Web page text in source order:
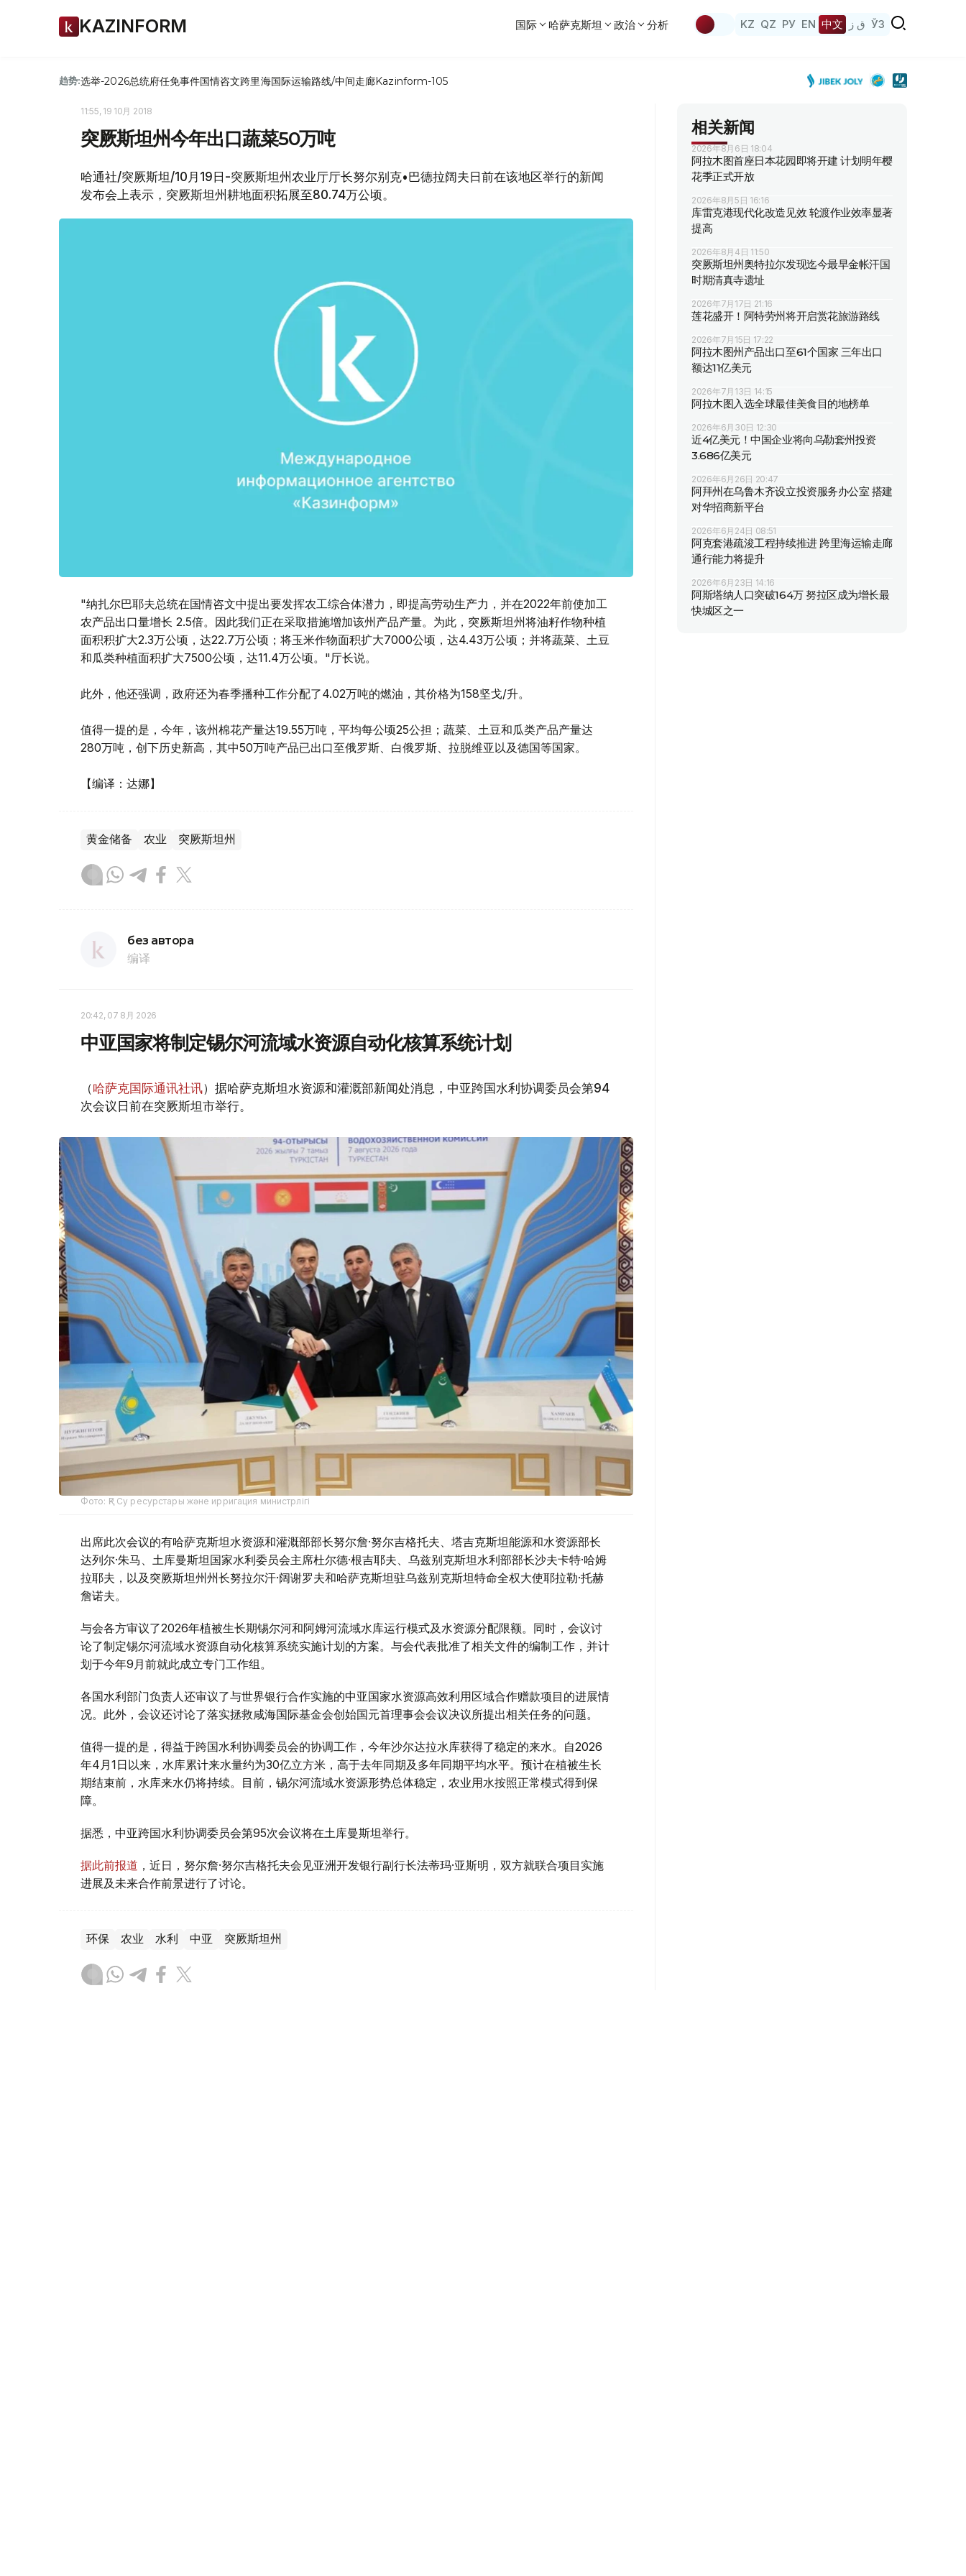
KAZINFORM 国际 哈萨克斯坦 政治 分析 KZ QZ РУ EN 中文 ق ز ЎЗ
趋势:选举-2026总统府任免事件国情咨文跨里海国际运输路线/中间走廊Kazinform-105
11:55, 19 10月 2018
突厥斯坦州今年出口蔬菜50万吨
哈通社/突厥斯坦/10月19日-突厥斯坦州农业厅厅长努尔别克•巴德拉阔夫日前在该地区举行的新闻
发布会上表示，突厥斯坦州耕地面积拓展至80.74万公顷。
"纳扎尔巴耶夫总统在国情咨文中提出要发挥农工综合体潜力，即提高劳动生产力，并在2022年前使加工
农产品出口量增长 2.5倍。因此我们正在采取措施增加该州产品产量。为此，突厥斯坦州将油籽作物种植
面积积扩大2.3万公顷，达22.7万公顷；将玉米作物面积扩大7000公顷，达4.43万公顷；并将蔬菜、土豆
和瓜类种植面积扩大7500公顷，达11.4万公顷。"厅长说。
此外，他还强调，政府还为春季播种工作分配了4.02万吨的燃油，其价格为158坚戈/升。
值得一提的是，今年，该州棉花产量达19.55万吨，平均每公顷25公担；蔬菜、土豆和瓜类产品产量达
280万吨，创下历史新高，其中50万吨产品已出口至俄罗斯、白俄罗斯、拉脱维亚以及德国等国家。
【编译：达娜】
黄金储备 农业 突厥斯坦州
без автора
编译
20:42, 07 8月 2026
中亚国家将制定锡尔河流域水资源自动化核算系统计划
（哈萨克国际通讯社讯）据哈萨克斯坦水资源和灌溉部新闻处消息，中亚跨国水利协调委员会第94
次会议日前在突厥斯坦市举行。
Фото: ҚР Су ресурстары және ирригация министрлігі
出席此次会议的有哈萨克斯坦水资源和灌溉部部长努尔詹·努尔吉格托夫、塔吉克斯坦能源和水资源部长
达列尔·朱马、土库曼斯坦国家水利委员会主席杜尔德·根吉耶夫、乌兹别克斯坦水利部部长沙夫卡特·哈姆
拉耶夫，以及突厥斯坦州州长努拉尔汗·阔谢罗夫和哈萨克斯坦驻乌兹别克斯坦特命全权大使耶拉勒·托赫
詹诺夫。
与会各方审议了2026年植被生长期锡尔河和阿姆河流域水库运行模式及水资源分配限额。同时，会议讨
论了制定锡尔河流域水资源自动化核算系统实施计划的方案。与会代表批准了相关文件的编制工作，并计
划于今年9月前就此成立专门工作组。
各国水利部门负责人还审议了与世界银行合作实施的中亚国家水资源高效利用区域合作赠款项目的进展情
况。此外，会议还讨论了落实拯救咸海国际基金会创始国元首理事会会议决议所提出相关任务的问题。
值得一提的是，得益于跨国水利协调委员会的协调工作，今年沙尔达拉水库获得了稳定的来水。自2026
年4月1日以来，水库累计来水量约为30亿立方米，高于去年同期及多年同期平均水平。预计在植被生长
期结束前，水库来水仍将持续。目前，锡尔河流域水资源形势总体稳定，农业用水按照正常模式得到保
障。
据悉，中亚跨国水利协调委员会第95次会议将在土库曼斯坦举行。
据此前报道 ，近日，努尔詹·努尔吉格托夫会见亚洲开发银行副行长法蒂玛·亚斯明，双方就联合项目实施
进展及未来合作前景进行了讨论。
环保 农业 水利 中亚 突厥斯坦州
相关新闻
2026年8月6日 18:04
阿拉木图首座日本花园即将开建 计划明年樱
花季正式开放
2026年8月5日 16:16
库雷克港现代化改造见效 轮渡作业效率显著
提高
2026年8月4日 11:50
突厥斯坦州奥特拉尔发现迄今最早金帐汗国
时期清真寺遗址
2026年7月17日 21:16
莲花盛开！阿特劳州将开启赏花旅游路线
2026年7月15日 17:22
阿拉木图州产品出口至61个国家 三年出口
额达11亿美元
2026年7月13日 14:15
阿拉木图入选全球最佳美食目的地榜单
2026年6月30日 12:30
近4亿美元！中国企业将向乌勒套州投资
3.686亿美元
2026年6月26日 20:47
阿拜州在乌鲁木齐设立投资服务办公室 搭建
对华招商新平台
2026年6月24日 08:51
阿克套港疏浚工程持续推进 跨里海运输走廊
通行能力将提升
2026年6月23日 14:16
阿斯塔纳人口突破164万 努拉区成为增长最
快城区之一